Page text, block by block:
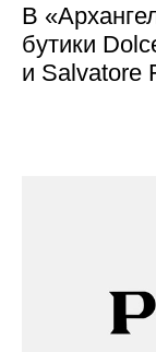
В
бутики
и Salvatore